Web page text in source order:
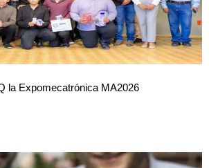
la Expomecatrónica MA2026